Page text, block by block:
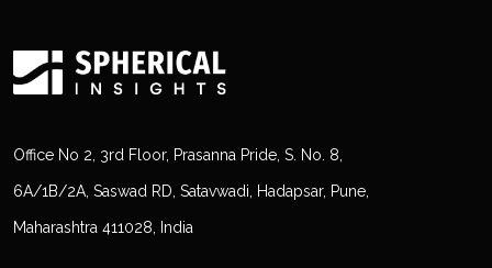
Office No 2, 3rd Floor, Prasanna Pride, S. No. 8,
6A/1B/2A, Saswad RD, Satavwadi, Hadapsar, Pune,
Maharashtra 411028, India